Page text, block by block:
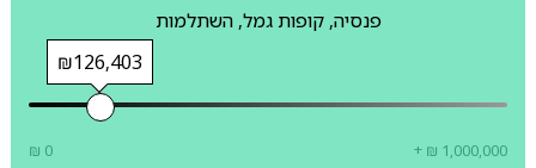
פנסיה, קופות גמל, השתלמות
₪126,403
₪ 0 + ₪ 1,000,000